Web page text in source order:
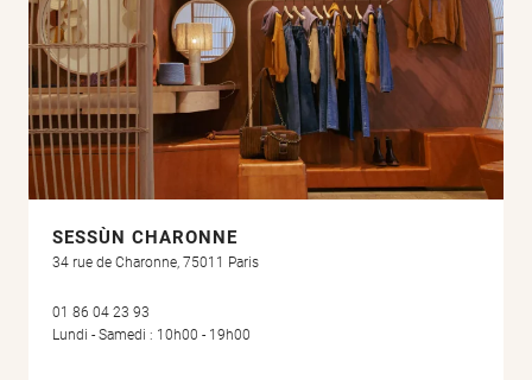
SESSÙN CHARONNE
34 rue de Charonne, 75011 Paris
01 86 04 23 93
Lundi - Samedi : 10h00 - 19h00